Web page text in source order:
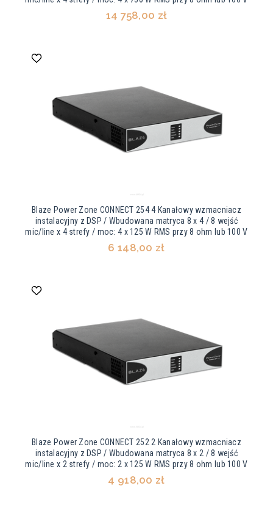
14 758,00 zł
Blaze Power Zone CONNECT 254 4 Kanałowy wzmacniacz
instalacyjny z DSP / Wbudowana matryca 8 x 4 / 8 wejść
mic/line x 4 strefy / moc: 4 x 125 W RMS przy 8 ohm lub 100 V
6 148,00 zł
Blaze Power Zone CONNECT 252 2 Kanałowy wzmacniacz
instalacyjny z DSP / Wbudowana matryca 8 x 2 / 8 wejść
mic/line x 2 strefy / moc: 2 x 125 W RMS przy 8 ohm lub 100 V
4 918,00 zł